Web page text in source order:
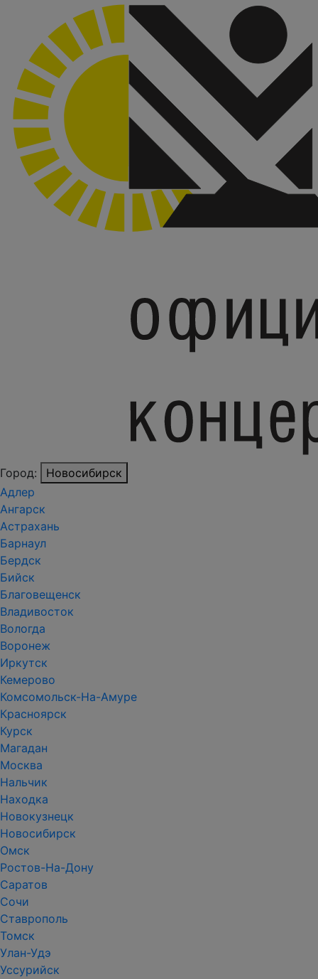
Город:
Новосибирск
Адлер
Ангарск
Астрахань
Барнаул
Бердск
Бийск
Благовещенск
Владивосток
Вологда
Воронеж
Иркутск
Кемерово
Комсомольск-На-Амуре
Красноярск
Курск
Магадан
Москва
Нальчик
Находка
Новокузнецк
Новосибирск
Омск
Ростов-На-Дону
Саратов
Сочи
Ставрополь
Томск
Улан-Удэ
Уссурийск